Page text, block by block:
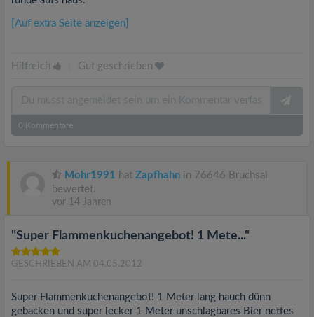
[Auf extra Seite anzeigen]
Hilfreich Gut geschrieben
0 Kommentare
Mohr1991 hat Zapfhahn in 76646 Bruchsal
bewertet.
vor 14 Jahren
"Super Flammenkuchenangebot! 1 Mete..."
GESCHRIEBEN AM 04.05.2012
Super Flammenkuchenangebot! 1 Meter lang hauch dünn
gebacken und super lecker 1 Meter unschlagbares Bier nettes